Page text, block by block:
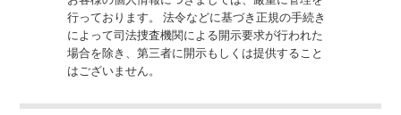
行っております。 法令などに基づき正規の手続き
によって司法捜査機関による開示要求が行われた
場合を除き、第三者に開示もしくは提供すること
はございません。